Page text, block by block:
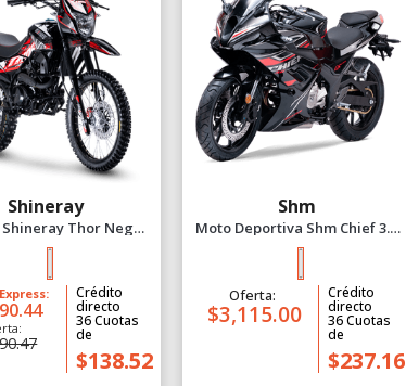
Shineray
Thor Negro
2027
Crédito
directo
36Cuotas
de
$138.52
Shm
Moto Deportiva Shm Chief 3.0
Negro 2027
Oferta:
$3,115.00
Crédito
directo
36Cuotas
de
$237.16